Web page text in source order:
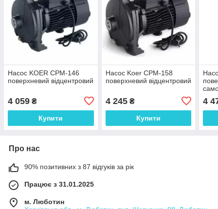
Насос KOER CPM-146
поверхневий відцентровий
4 059 ₴
Купити
Насос Koer CPM-158
поверхневий відцентровий
4 245₴
Купити
4
Про нас
90% позитивних з 87 відгуків за рік
Працює з 31.01.2025
м. Люботин